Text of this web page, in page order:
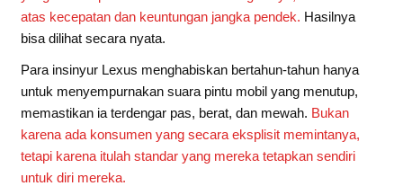
atas kecepatan dan keuntungan jangka pendek. Hasilnya
bisa dilihat secara nyata.
Para insinyur Lexus menghabiskan bertahun-tahun hanya
untuk menyempurnakan suara pintu mobil yang menutup,
memastikan ia terdengar pas, berat, dan mewah. Bukan
karena ada konsumen yang secara eksplisit memintanya,
tetapi karena itulah standar yang mereka tetapkan sendiri
untuk diri mereka.